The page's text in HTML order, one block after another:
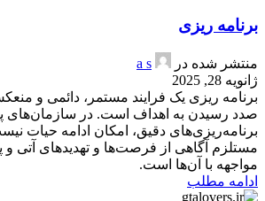
برنامه ریزی
منتشر شده در
a s
ژانویه 28, 2025
برنامه ریزی یک فرایند مستمر، دائمی و
صدد رسیدن به اهداف است. در سازمان‌های
برنامه‌ریزی‌های دقیق، امکان ادامه حیات
مستلزم آگاهی از فرصت‌ها و تهدیدهای آتی و
مواجهه با آن‌ها است.
ادامه مطلب